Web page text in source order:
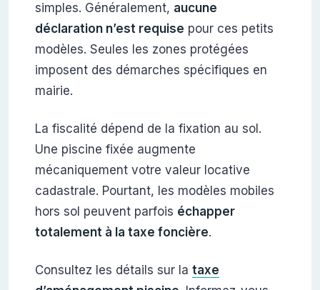
simples. Généralement, aucune
déclaration n’est requise pour ces petits
modèles. Seules les zones protégées
imposent des démarches spécifiques en
mairie.
La fiscalité dépend de la fixation au sol.
Une piscine fixée augmente
mécaniquement votre valeur locative
cadastrale. Pourtant, les modèles mobiles
hors sol peuvent parfois échapper
totalement à la taxe foncière.
Consultez les détails sur la taxe